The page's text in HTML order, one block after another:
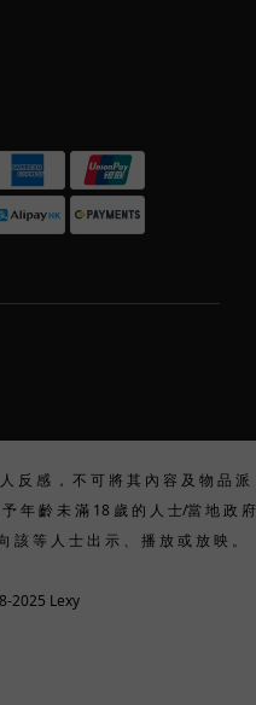
反 感 ， 不 可 將 其 內 容 及 物 品 派
年 齡 未 滿 18 歲 的 人 士/當 地 政 府
該 等 人 士 出 示 、 播 放 或 放 映 。
2025 Lexy